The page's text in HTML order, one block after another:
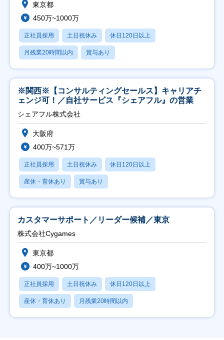
東京都
450万~1000万
正社員採用 土日祝休み 休日120日以上
月残業20時間以内 賞与あり
※関西※【コンサルティングセールス】キャリアチ
ェンジ可！／自社サービス『シェアフル』の営業
シェアフル株式会社
大阪府
400万~571万
正社員採用 土日祝休み 休日120日以上
産休・育休あり 賞与あり
カスタマーサポート／リーダー候補／東京
株式会社Cygames
東京都
400万~1000万
正社員採用 土日祝休み 休日120日以上
産休・育休あり 月残業20時間以内